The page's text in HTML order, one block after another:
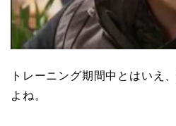
トレーニング期間中とはいえ
よね。